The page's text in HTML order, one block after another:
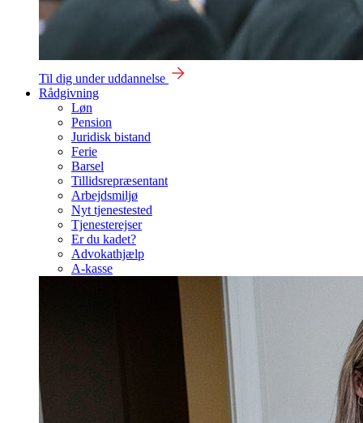
Til dig under uddannelse
Rådgivning
Løn
Pension
Juridisk bistand
Ferie
Barsel
Tillidsrepræsentant
Arbejdsmiljø
Nyt tjenestested
Tjenesterejser
Er du kadet?
Advokathjælp
A-kasse